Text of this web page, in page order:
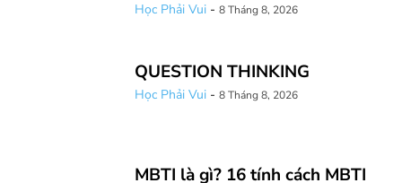
Học Phải Vui - 8 Tháng 8, 2026
QUESTION THINKING
Học Phải Vui - 8 Tháng 8, 2026
MBTI là gì? 16 tính cách MBTI